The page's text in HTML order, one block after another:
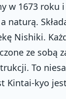
w 1673
naturą.
Nishiki.
ze
To
Kintai-kyo